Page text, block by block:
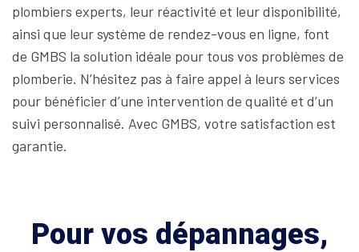
plombiers experts, leur réactivité et leur disponibilité,
ainsi que leur système de rendez-vous en ligne, font
de GMBS la solution idéale pour tous vos problèmes de
plomberie. N’hésitez pas à faire appel à leurs services
pour bénéficier d’une intervention de qualité et d’un
suivi personnalisé. Avec GMBS, votre satisfaction est
garantie.
Pour vos dépannages,